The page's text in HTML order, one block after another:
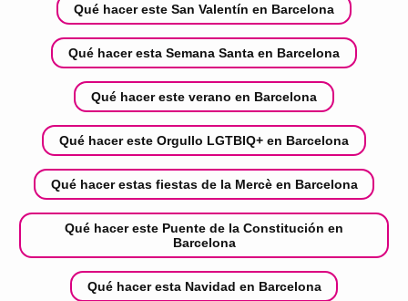
Qué hacer este San Valentín en Barcelona
Qué hacer esta Semana Santa en Barcelona
Qué hacer este verano en Barcelona
Qué hacer este Orgullo LGTBIQ+ en Barcelona
Qué hacer estas fiestas de la Mercè en Barcelona
Qué hacer este Puente de la Constitución en
Barcelona
Qué hacer esta Navidad en Barcelona